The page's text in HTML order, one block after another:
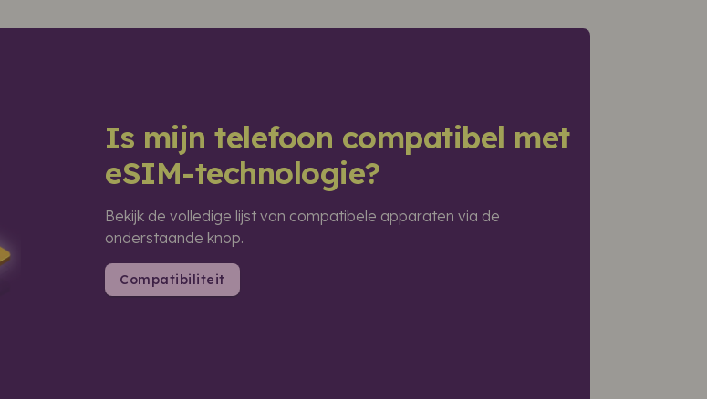
Is mijn telefoon compatibel met
eSIM-technologie?
Bekijk de volledige lijst van compatibele apparaten via de
onderstaande knop.
Compatibiliteit